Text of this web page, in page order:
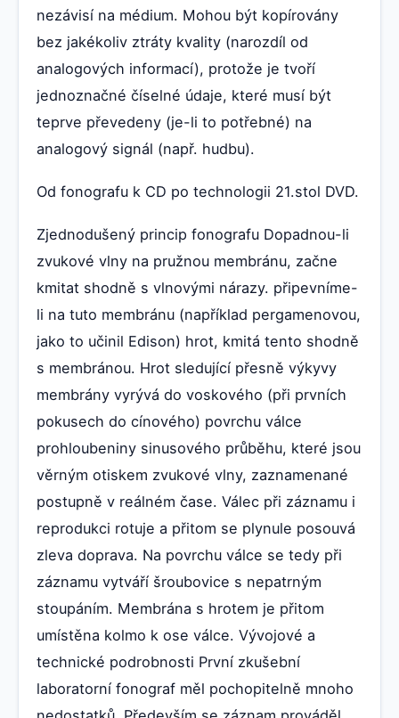
nezávisí na médium. Mohou být kopírovány
bez jakékoliv ztráty kvality (narozdíl od
analogových informací), protože je tvoří
jednoznačné číselné údaje, které musí být
teprve převedeny (je-li to potřebné) na
analogový signál (např. hudbu).
Od fonografu k CD po technologii 21.stol DVD.
Zjednodušený princip fonografu Dopadnou-li
zvukové vlny na pružnou membránu, začne
kmitat shodně s vlnovými nárazy. připevníme-
li na tuto membránu (například pergamenovou,
jako to učinil Edison) hrot, kmitá tento shodně
s membránou. Hrot sledující přesně výkyvy
membrány vyrývá do voskového (při prvních
pokusech do cínového) povrchu válce
prohloubeniny sinusového průběhu, které jsou
věrným otiskem zvukové vlny, zaznamenané
postupně v reálném čase. Válec při záznamu i
reprodukci rotuje a přitom se plynule posouvá
zleva doprava. Na povrchu válce se tedy při
záznamu vytváří šroubovice s nepatrným
stoupáním. Membrána s hrotem je přitom
umístěna kolmo k ose válce. Vývojové a
technické podrobnosti První zkušební
laboratorní fonograf měl pochopitelně mnoho